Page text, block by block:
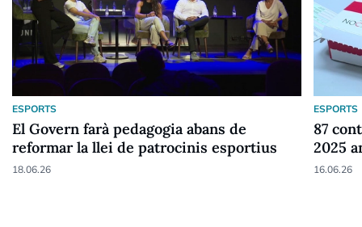
ESPORTS
El Govern farà pedagogia abans de
reformar la llei de patrocinis esportius
18.06.26
ESPORTS
87
2025
16.06.26